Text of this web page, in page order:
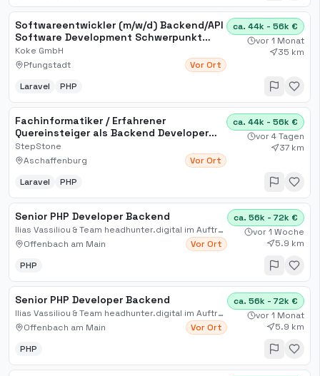
Softwareentwickler (m/w/d) Backend/API
Software Development Schwerpunkt
Laravel/PHP
Koke GmbH
Pfungstadt
Vor Ort
ca. 44k - 56k €
vor 1 Monat
35 km
Laravel PHP
Fachinformatiker / Erfahrener
Quereinsteiger als Backend Developer
(m/w/d) PHP (Laravel)
StepStone
Aschaffenburg
Vor Ort
ca. 44k - 56k €
vor 4 Tagen
37 km
Laravel PHP
Senior PHP Developer Backend
Ilias Vassiliou & Team headhunter.digital im Auftrag
Offenbach am Main
Vor Ort
ca. 56k - 72k €
vor 1 Woche
5.9 km
PHP
Senior PHP Developer Backend
Ilias Vassiliou & Team headhunter.digital im Auftrag
Offenbach am Main
Vor Ort
ca. 56k - 72k €
vor 1 Monat
5.9 km
PHP